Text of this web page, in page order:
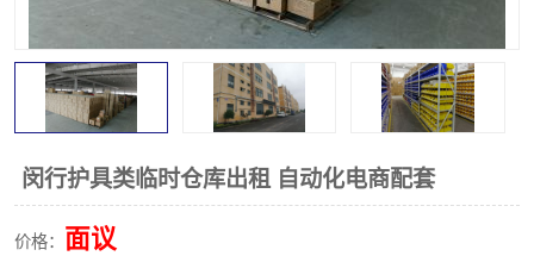
闵行护具类临时仓库出租 自动化电商配套
价格： 面议